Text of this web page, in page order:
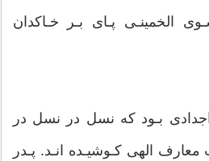
الخمينـى پـاى بـر خـاكدان
بـود كه نسل در نسل در
الهى كـوشيـده انـد. پـدر